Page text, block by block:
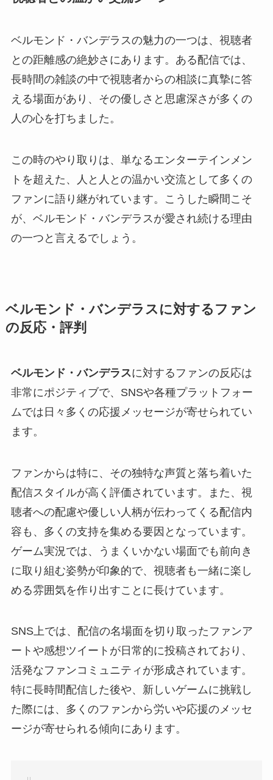
ベルモンド・バンデラスの魅力の一つは、視聴者
との距離感の絶妙さにあります。ある配信では、
長時間の雑談の中で視聴者からの相談に真摯に答
える場面があり、その優しさと思慮深さが多くの
人の心を打ちました。
この時のやり取りは、単なるエンターテインメン
トを超えた、人と人との温かい交流として多くの
ファンに語り継がれています。こうした瞬間こそ
が、ベルモンド・バンデラスが愛され続ける理由
の一つと言えるでしょう。
ベルモンド・バンデラスに対するファン
の反応・評判
ベルモンド・バンデラスに対するファンの反応は
非常にポジティブで、SNSや各種プラットフォー
ムでは日々多くの応援メッセージが寄せられてい
ます。
ファンからは特に、その独特な声質と落ち着いた
配信スタイルが高く評価されています。また、視
聴者への配慮や優しい人柄が伝わってくる配信内
容も、多くの支持を集める要因となっています。
ゲーム実況では、うまくいかない場面でも前向き
に取り組む姿勢が印象的で、視聴者も一緒に楽し
める雰囲気を作り出すことに長けています。
SNS上では、配信の名場面を切り取ったファンア
ートや感想ツイートが日常的に投稿されており、
活発なファンコミュニティが形成されています。
特に長時間配信した後や、新しいゲームに挑戦し
た際には、多くのファンから労いや応援のメッセ
ージが寄せられる傾向にあります。